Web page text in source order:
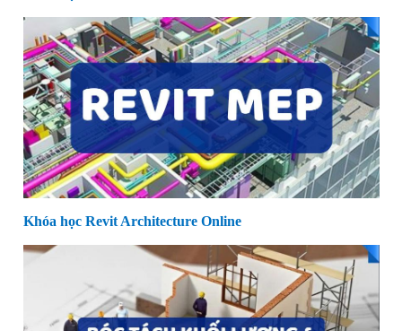
Khóa học Revit Architecture Online